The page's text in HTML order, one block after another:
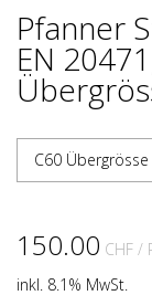
Pfanner
EN
C60 Übergrösse
150.00 CHF /
inkl. 8.1% MwSt.